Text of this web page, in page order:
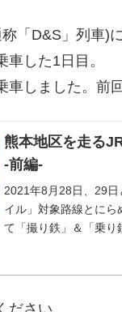
「D&S」列車)
した1日目。
車しました。前
熊本地区を走る
-前編-
2021年8月28日、29
イル」対象路線とに
て「撮り鉄」＆「乗
さい。